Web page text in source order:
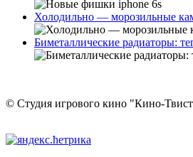
Холодильно — морозильные
Биметаллические радиаторы:
© Студия игрового кино "Кино-